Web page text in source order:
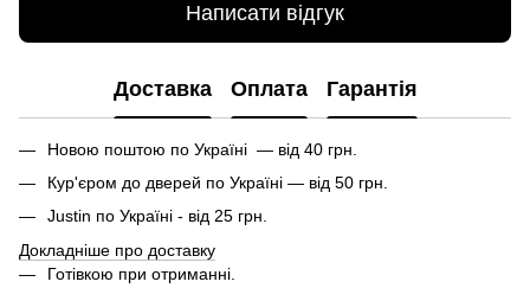
Написати відгук
Доставка Оплата Гарантія
Новою поштою по Україні — від 40 грн.
Кур'єром до дверей по Україні — від 50 грн.
Justin по Україні - від 25 грн.
Докладніше про доставку
Готівкою при отриманні.